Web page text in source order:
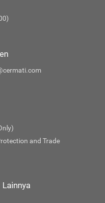
and Trade
Lainnya